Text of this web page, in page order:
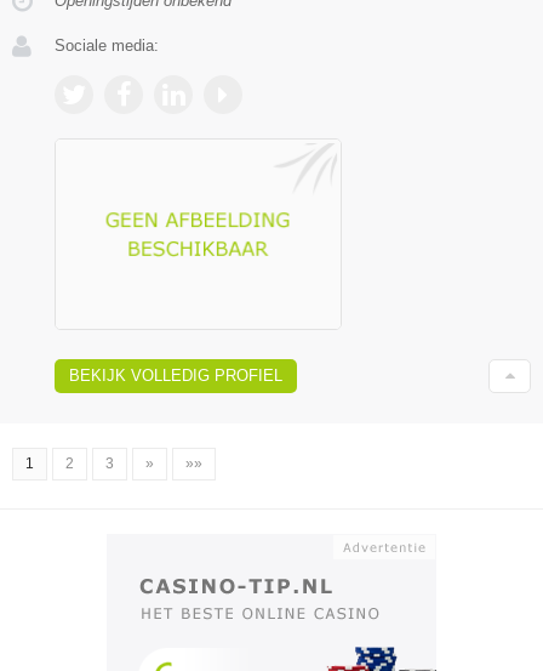
Sociale media:
BEKIJK VOLLEDIG PROFIEL
1 2 3 » »»